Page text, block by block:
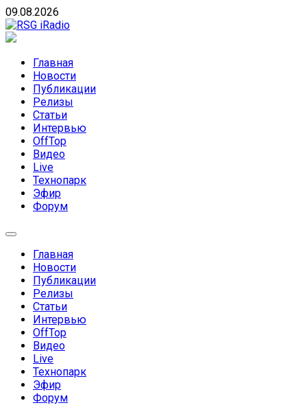
Skip
to
content
09.08.2026
направлений без возрастных ограничений
Главная
Новости
Публикации
Релизы
Статьи
Интервью
OffTop
Видео
Live
Технопарк
Эфир
Форум
Главная
Новости
Публикации
Релизы
Статьи
Интервью
OffTop
Видео
Live
Технопарк
Эфир
Форум